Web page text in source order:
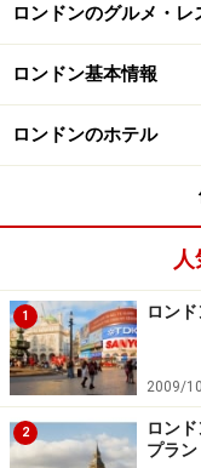
Euston Road
電話番号:
+44 0207 841 35 40
ホテルクラス:
★★★★★（5.0）
St. Pancras
住所：Euston Road
Kingdom
TEL：020 7841
FAX：020 7841
アクセス：地下鉄
ロンドンのグルメ・レ
ロンドン基本情報
ロンドンのホテル
1 ロン
2009/
2
ロン
プラン